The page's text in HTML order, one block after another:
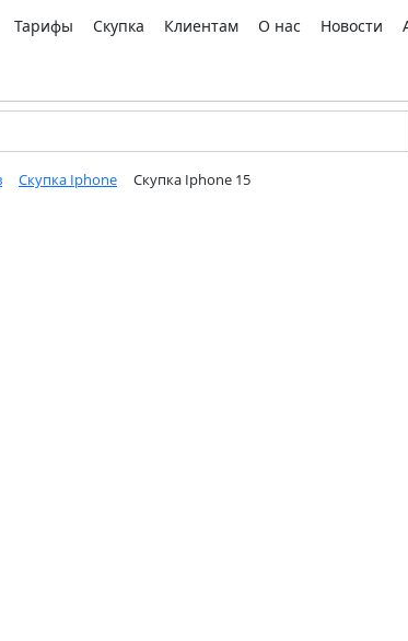
Тарифы Скупка Клиентам О нас Новости
Скупка Iphone Скупка Iphone 15